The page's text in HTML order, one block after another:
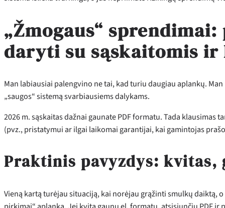
„Žmogaus“
daryti su sąskaitomis
Man labiausiai palengvino ne tai, kad turiu daugiau aplankų.
„saugos“ sistemą svarbiausiems dalykams.
2026 m. sąskaitas dažnai gaunate PDF formatu. Tada klausimas
(pvz., pristatymui ar ilgai laikomai garantijai, kai gamintojas
Praktinis pavyzdys:
Vieną kartą turėjau situaciją, kai norėjau grąžinti smulkų daiktą,